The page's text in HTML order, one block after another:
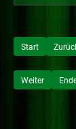
Start
Weiter